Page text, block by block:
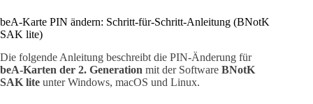
beA-Karte PIN ändern: Schritt-für-Schritt-Anleitung (BNotK
SAK lite)
Die folgende Anleitung beschreibt die PIN-Änderung für
beA-Karten der 2. Generation mit der Software BNotK
SAK lite unter Windows, macOS und Linux.